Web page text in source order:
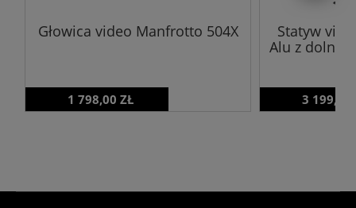
Głowica video Manfrotto 504X
1 798,00 ZŁ
Statyw
Alu z dolną
3 199,00